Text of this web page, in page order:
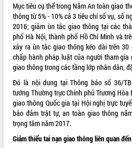
HỆ THỐNG VĂN BẢN
VĂN BẢN HĐND TỈNH
ĐIỂM TIN VĂN BẢN
QUY HOẠCH - KẾ HOẠCH
Mục tiêu cụ thể trong Năm An toàn giao
thông từ 5% - 10% cả 3 tiêu chí số vụ, số
2016; giảm ùn tắc giao thông tại các
phố Hà Nội, thành phố Hồ Chí Minh và
xảy ra ùn tắc giao thông kéo dài trên
chấp hành pháp luật của người tham
giao thông trong các tầng lớp nhân dân,
Đó là nội dung tại Thông báo số 36/
tướng Thường trực Chính phủ Trương
giao thông Quốc gia tại Hội nghị trực
bảo đảm trật tự, an toàn giao thông
trọng tâm năm 2017.
Giảm thiểu tai nạn giao thông liên quan